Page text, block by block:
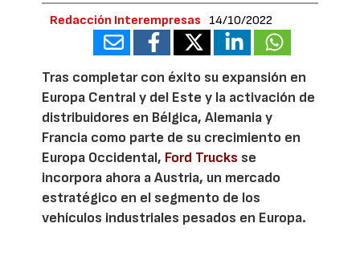
Redacción Interempresas 14/10/2022
Tras completar con éxito su expansión en
Europa Central y del Este y la activación de
distribuidores en Bélgica, Alemania y
Francia como parte de su crecimiento en
Europa Occidental, Ford Trucks se
incorpora ahora a Austria, un mercado
estratégico en el segmento de los
vehículos industriales pesados en Europa.